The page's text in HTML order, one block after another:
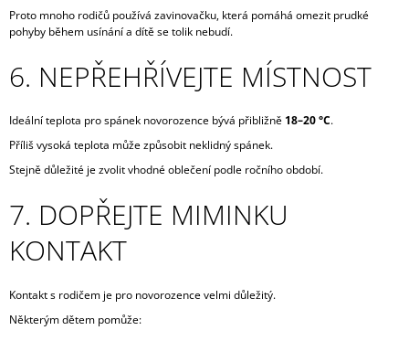
Proto mnoho rodičů používá zavinovačku, která pomáhá omezit prudké
pohyby během usínání a dítě se tolik nebudí.
6. NEPŘEHŘÍVEJTE MÍSTNOST
Ideální teplota pro spánek novorozence bývá přibližně 18–20 °C.
Příliš vysoká teplota může způsobit neklidný spánek.
Stejně důležité je zvolit vhodné oblečení podle ročního období.
7. DOPŘEJTE MIMINKU
KONTAKT
Kontakt s rodičem je pro novorozence velmi důležitý.
Některým dětem pomůže: